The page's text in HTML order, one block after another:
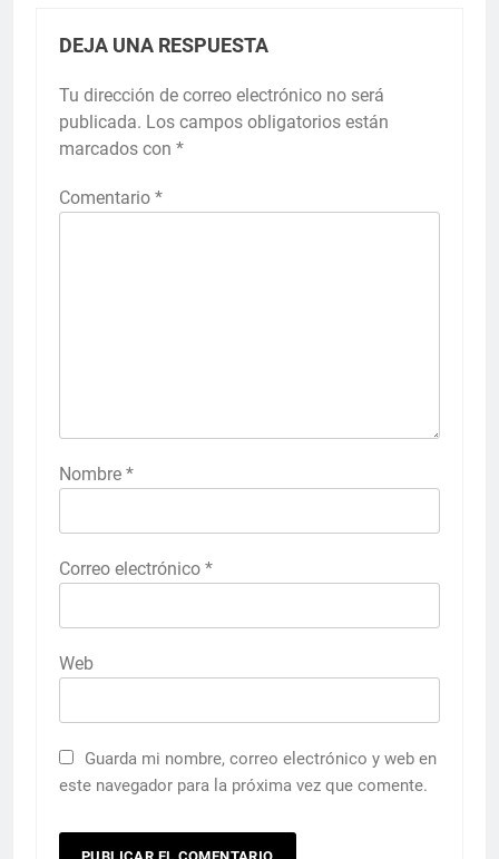
DEJA UNA RESPUESTA
Tu dirección de correo electrónico no será
publicada. Los campos obligatorios están
marcados con *
Comentario *
Nombre *
Correo electrónico *
Web
Guarda mi nombre, correo electrónico y web en
este navegador para la próxima vez que comente.